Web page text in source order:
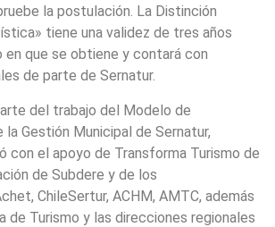
la postulación. La Distinción
tiene una validez de tres años
que se obtiene y contará con
de parte de Sernatur.
del trabajo del Modelo de
Gestión Municipal de Sernatur,
con el apoyo de Transforma Turismo de
de Subdere y de los
ChileSertur, ACHM, AMTC, además
de Turismo y las direcciones regionales